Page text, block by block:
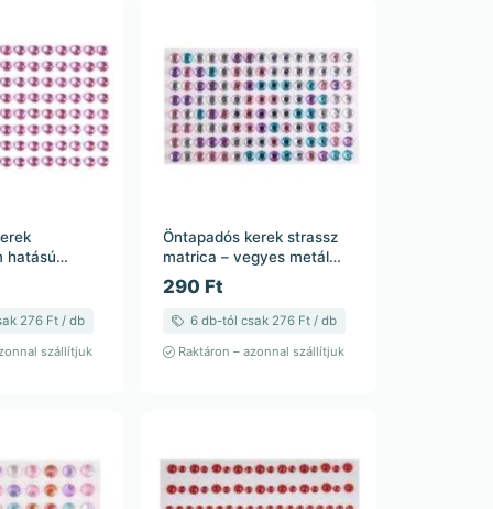
hatású
– pink
– 23,5 cm
276 Ft / db
szállítjuk
Öntapadós kerek strassz
matrica – vegyes metál
árnyalatok – 6 mm – 23,5
cm
290 Ft
6 db-tól csak 276 Ft / db
Raktáron – azonnal szállítjuk